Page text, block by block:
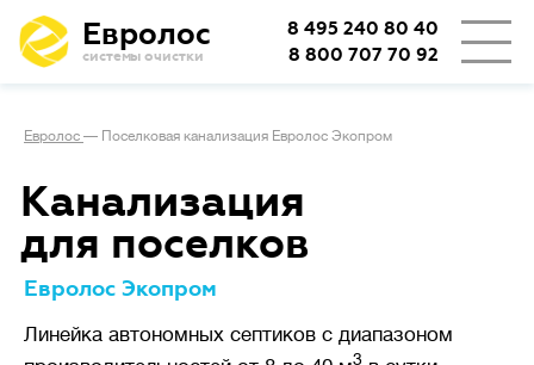
Евролос
системы очистки
8 495 240 80 40
8 800 707 70 92
Евролос — Поселковая канализация Евролос Экопром
Канализация
для поселков
Евролос Экопром
Линейка автономных септиков с диапазоном
3
станции.Сезонное
(дача или дом выходного дня)
подразумевает возможные